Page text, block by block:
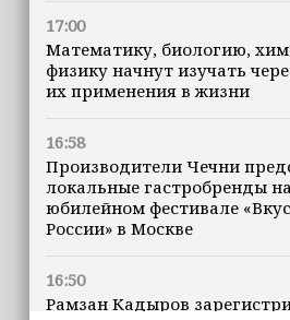
17:00
Математику, биологию,
физику начнут изучать
их применения в жизни
16:58
Производители Чечни
локальные гастробренды на
юбилейном фестивале
России» в Москве
16:50
Рамзан Кадыров